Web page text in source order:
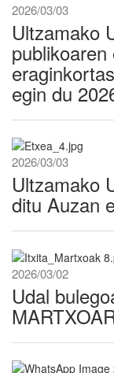
2026/03/03
Ultzamako
egin du
2026/03/03
Ultzamako
ditu Auzan
2026/03/02
Udal